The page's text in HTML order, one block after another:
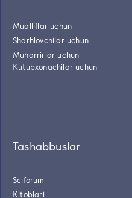
Mualliflar uchun
Sharhlovchilar uchun
Muharrirlar uchun
Kutubxonachilar uchun
Tashabbuslar
Sciforum
Kitoblari